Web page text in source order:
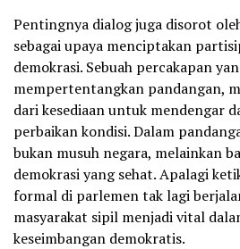
Pentingnya dialog juga disorot
sebagai upaya menciptakan
demokrasi. Sebuah percakapan
mempertentangkan pandangan,
dari kesediaan untuk mendengar
perbaikan kondisi. Dalam
bukan musuh negara, melainkan
demokrasi yang sehat. Apalagi
formal di parlemen tak lagi
masyarakat sipil menjadi vital
keseimbangan demokratis.